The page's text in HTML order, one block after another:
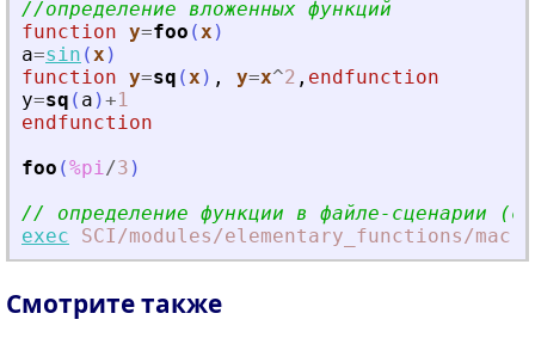
//определение вложенных функций
function y=foo (x )
a=sin (x )
function y=sq (x ) , y=x^2 , endfunction
y=sq ( a )+1
endfunction
foo (%pi/3 )
// определение функции в файле-сценарии
exec
SCI/modules/elementary_functions/
Смотрите также